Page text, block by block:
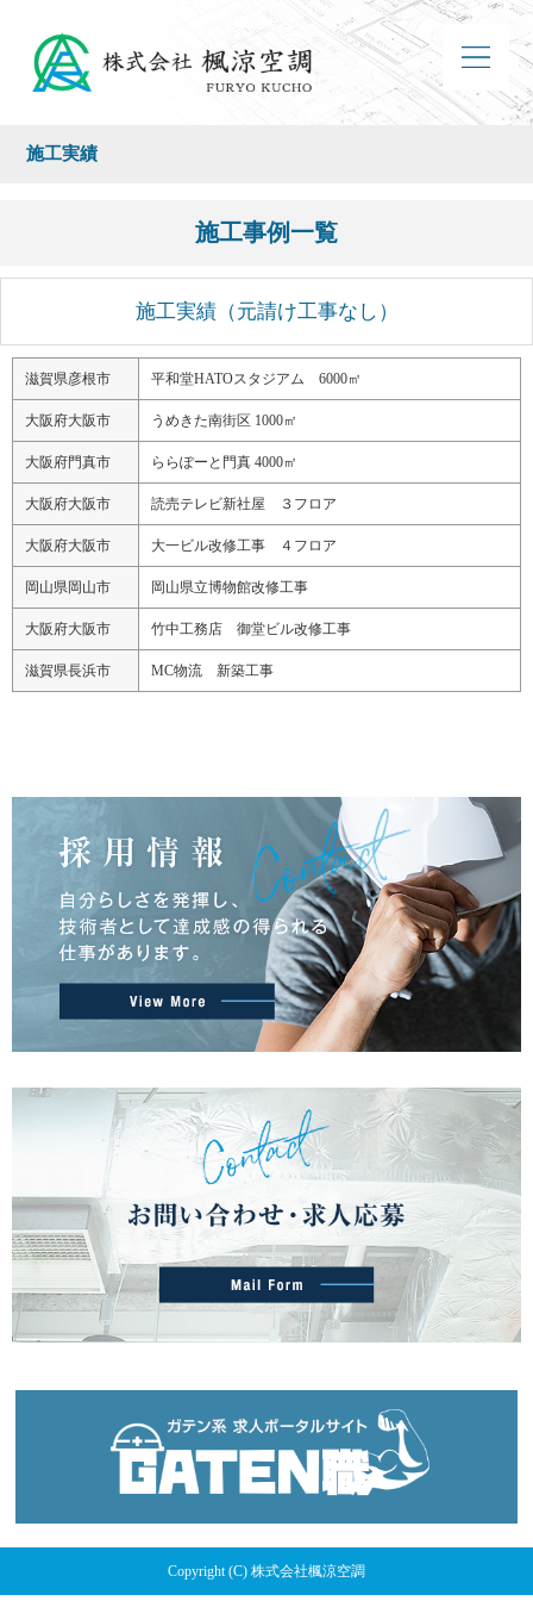
施工実績
施工事例一覧
施工実績（元請け工事なし）
滋賀県彦根市 平和堂HATOスタジアム 6000㎡
大阪府大阪市 うめきた南街区 1000㎡
大阪府門真市 ららぽーと門真 4000㎡
大阪府大阪市 読売テレビ新社屋 ３フロア
大阪府大阪市 大一ビル改修工事 ４フロア
岡山県岡山市 岡山県立博物館改修工事
大阪府大阪市 竹中工務店 御堂ビル改修工事
滋賀県長浜市 MC物流 新築工事
Copyright (C) 株式会社楓涼空調